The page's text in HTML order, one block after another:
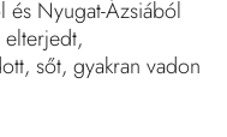
és Nyugat-Ázsiából
elterjedt,
sőt, gyakran vadon